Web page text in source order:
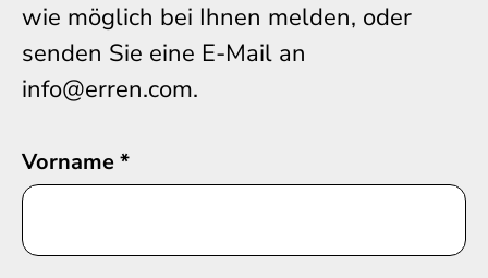
wie möglich bei Ihnen melden, oder
senden Sie eine E-Mail an
info@erren.com.
Vorname*